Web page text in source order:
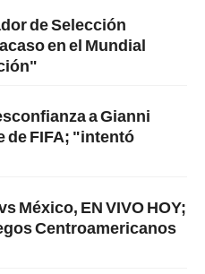
de Selección
en el Mundial
a Gianni
de FIFA; "intentó
México, EN VIVO HOY;
Centroamericanos